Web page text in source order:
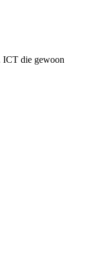
ICT die gewoon